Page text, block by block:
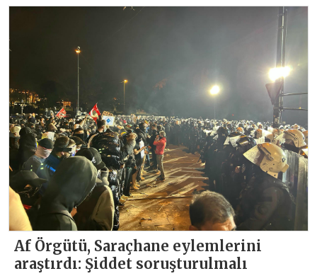
Af Örgütü, Saraçhane eylemlerini
araştırdı: Şiddet soruşturulmalı